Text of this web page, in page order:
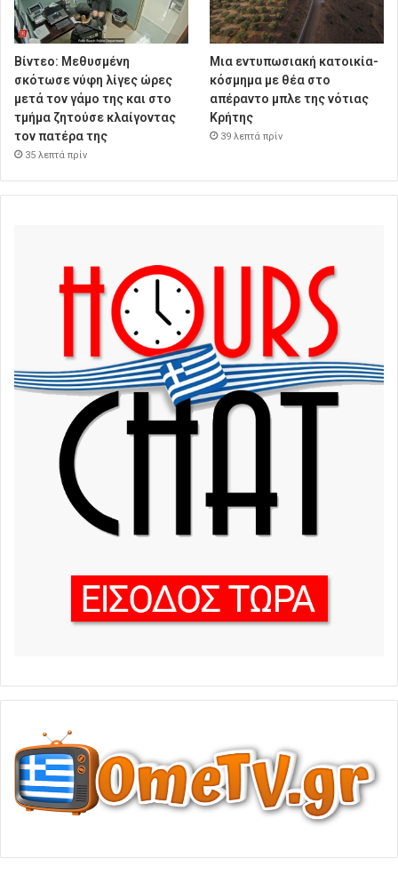
Βίντεο: Μεθυσμένη
σκότωσε νύφη λίγες ώρες
μετά τον γάμο της και στο
τμήμα ζητούσε κλαίγοντας
τον πατέρα της
35 λεπτά πρίν
Μια εντυπωσιακή κατοικία-
κόσμημα με θέα στο
απέραντο μπλε της νότιας
Κρήτης
39 λεπτά πρίν